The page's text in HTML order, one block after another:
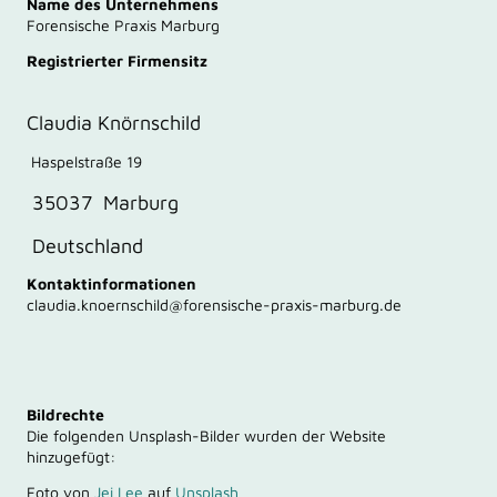
Name des Unternehmens
Forensische Praxis Marburg
Registrierter Firmensitz
Claudia Knörnschild
Haspelstraße 19
35037 Marburg
Deutschland
Kontaktinformationen
claudia.knoernschild@forensische-praxis-marburg.de
Bildrechte
Die folgenden Unsplash-Bilder wurden der Website
hinzugefügt:
Foto von Jei Lee auf Unsplash